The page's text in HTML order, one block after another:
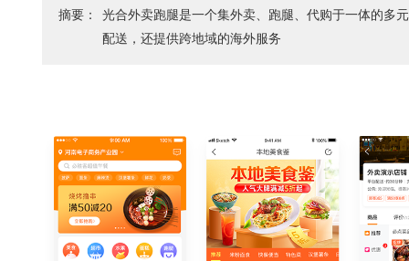
摘要：
光合外卖跑腿是一个集外卖、跑腿、代购于一体的多
配送，还提供跨地域的海外服务